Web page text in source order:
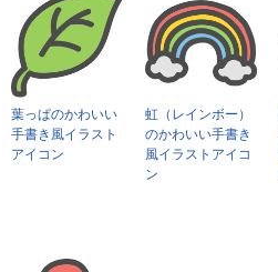
葉っぱのかわいい
手書き風イラスト
アイコン
虹（レインボー）
のかわいい手書き
風イラストアイコ
ン